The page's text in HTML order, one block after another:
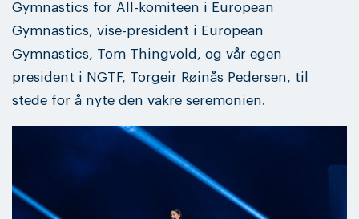
Gymnastics for All-komiteen i European
Gymnastics, vise-president i European
Gymnastics, Tom Thingvold, og vår egen
president i NGTF, Torgeir Røinås Pedersen, til
stede for å nyte den vakre seremonien.